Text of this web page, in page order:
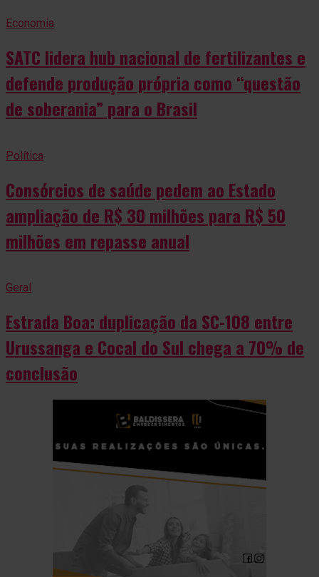
Economia
SATC lidera hub nacional de fertilizantes e
defende produção própria como “questão
de soberania” para o Brasil
Política
Consórcios de saúde pedem ao Estado
ampliação de R$ 30 milhões para R$ 50
milhões em repasse anual
Geral
Estrada Boa: duplicação da SC-108 entre
Urussanga e Cocal do Sul chega a 70% de
conclusão